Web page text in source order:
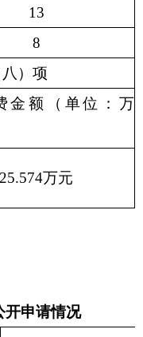
13
8
）项
金额（单位：万
25.574万元
开申请情况